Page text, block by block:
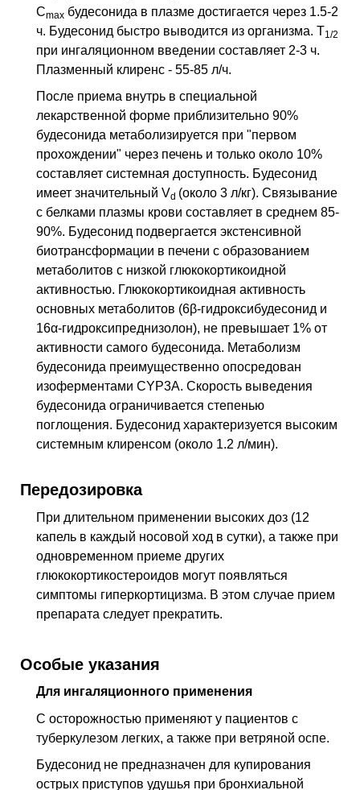
Cmax будесонида в плазме достигается через 1.5-2
ч. Будесонид быстро выводится из организма. T1/2
при ингаляционном введении составляет 2-3 ч.
Плазменный клиренс - 55-85 л/ч.
После приема внутрь в специальной
лекарственной форме приблизительно 90%
будесонида метаболизируется при "первом
прохождении" через печень и только около 10%
составляет системная доступность. Будесонид
имеет значительный Vd (около 3 л/кг). Связывание
с белками плазмы крови составляет в среднем 85-
90%. Будесонид подвергается экстенсивной
биотрансформации в печени с образованием
метаболитов с низкой глюкокортикоидной
активностью. Глюкокортикоидная активность
основных метаболитов (6β-гидроксибудесонид и
16α-гидроксипреднизолон), не превышает 1% от
активности самого будесонида. Метаболизм
будесонида преимущественно опосредован
изоферментами CYP3A. Скорость выведения
будесонида ограничивается степенью
поглощения. Будесонид характеризуется высоким
системным клиренсом (около 1.2 л/мин).
Передозировка
При длительном применении высоких доз (12
капель в каждый носовой ход в сутки), а также при
одновременном приеме других
глюкокортикостероидов могут появляться
симптомы гиперкортицизма. В этом случае прием
препарата следует прекратить.
Особые указания
Для ингаляционного применения
С осторожностью применяют у пациентов с
туберкулезом легких, а также при ветряной оспе.
Будесонид не предназначен для купирования
острых приступов удушья при бронхиальной